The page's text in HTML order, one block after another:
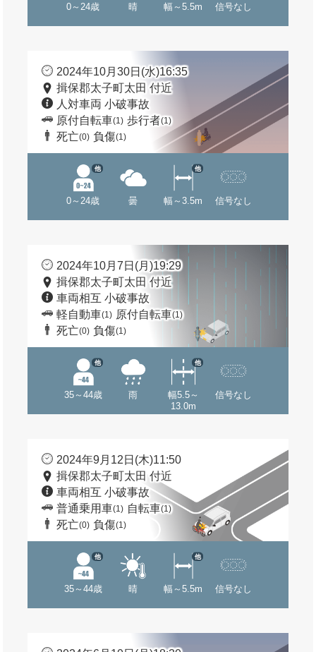
0～24歳 晴 幅～5.5m 信号なし
2024年10月30日(水)16:35
揖保郡太子町太田 付近
人対車両 小破事故
原付自転車(1) 歩行者(1)
死亡(0) 負傷(1)
0～24歳
他
曇 幅～3.5m
他
信号なし
2024年10月7日(月)19:29
揖保郡太子町太田 付近
車両相互 小破事故
軽自動車(1) 原付自転車(1)
死亡(0) 負傷(1)
35～44歳
他
雨
幅5.5～
13.0m
他
信号なし
2024年9月12日(木)11:50
揖保郡太子町太田 付近
車両相互 小破事故
普通乗用車(1) 自転車(1)
死亡(0) 負傷(1)
35～44歳
他
晴 幅～5.5m
他
信号なし